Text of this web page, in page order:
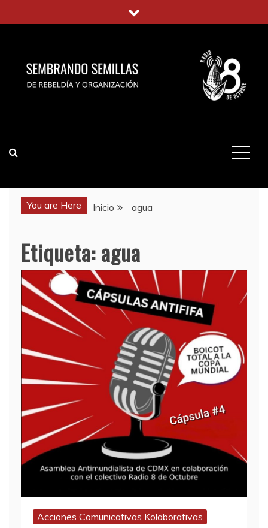
al
You are Here Inicio agua
Etiqueta:agua
Acciones Comunicativas Kolaborativas